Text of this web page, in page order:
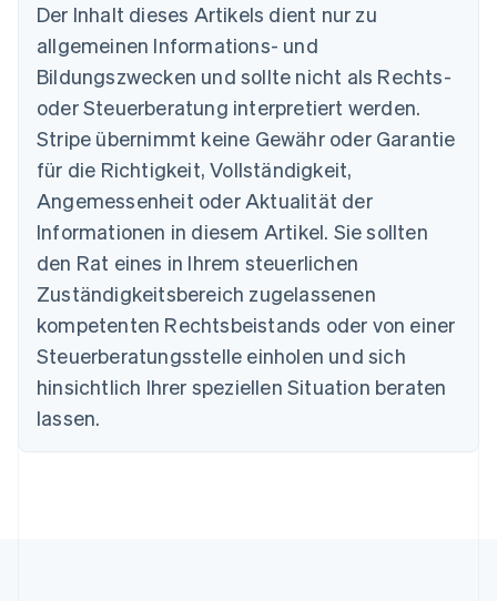
Der Inhalt dieses Artikels dient nur zu
allgemeinen Informations- und
Bildungszwecken und sollte nicht als Rechts-
oder Steuerberatung interpretiert werden.
Stripe übernimmt keine Gewähr oder Garantie
für die Richtigkeit, Vollständigkeit,
Angemessenheit oder Aktualität der
Informationen in diesem Artikel. Sie sollten
den Rat eines in Ihrem steuerlichen
Zuständigkeitsbereich zugelassenen
kompetenten Rechtsbeistands oder von einer
Steuerberatungsstelle einholen und sich
hinsichtlich Ihrer speziellen Situation beraten
lassen.
English
Belgien
Nederlands Français Deutsch English
Brasilien
PortuguêsEnglish
Bulgarien
Dänemark
English
Deutschland
Deutsch English
Estland
English
Festlandchina
简体中文 English
Finnland
EnglishSvenska
Frankreich
Français